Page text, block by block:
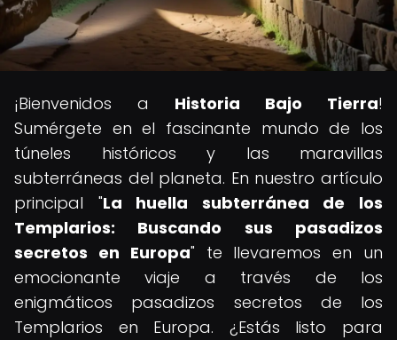
¡Bienvenidos a Historia Bajo Tierra!
Sumérgete en el fascinante mundo de los
túneles históricos y las maravillas
subterráneas del planeta. En nuestro artículo
principal "La huella subterránea de los
Templarios: Buscando sus pasadizos
secretos en Europa" te llevaremos en un
emocionante viaje a través de los
enigmáticos pasadizos secretos de los
Templarios en Europa. ¿Estás listo para